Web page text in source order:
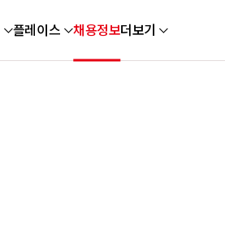
플레이스 채용정보더보기